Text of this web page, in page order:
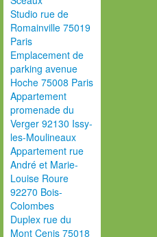
Studio rue de
Romainville 75019
Paris
Emplacement de
parking avenue
Hoche 75008 Paris
Appartement
promenade du
Verger 92130 Issy-
les-Moulineaux
Appartement rue
André et Marie-
Louise Roure
92270 Bois-
Colombes
Duplex rue du
Mont Cenis 75018